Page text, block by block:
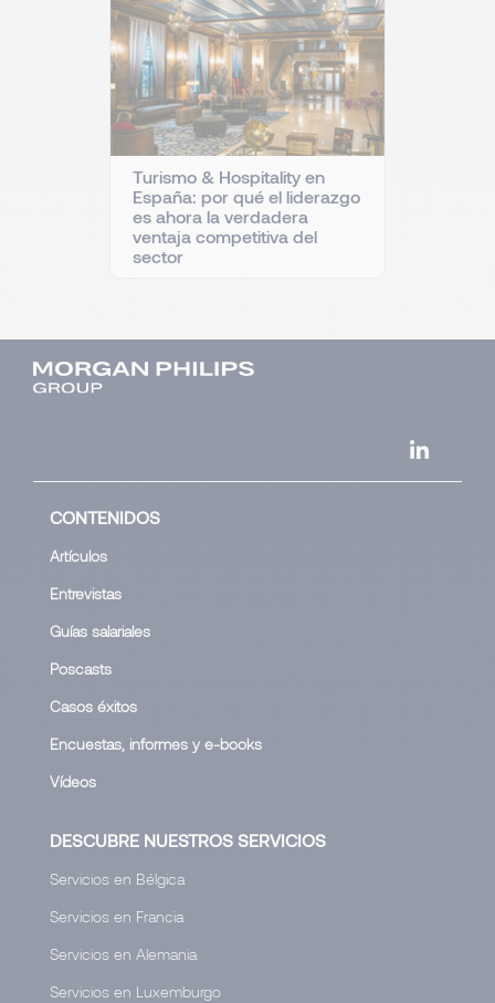
Turismo & Hospitality en
España: por qué el liderazgo
es ahora la verdadera
ventaja competitiva del
sector
CONTENIDOS
Artículos
Entrevistas
Guías salariales
Poscasts
Casos éxitos
Encuestas, informes y e-books
Vídeos
DESCUBRE NUESTROS SERVICIOS
Servicios en Bélgica
Servicios en Francia
Servicios en Alemania
Servicios en Luxemburgo